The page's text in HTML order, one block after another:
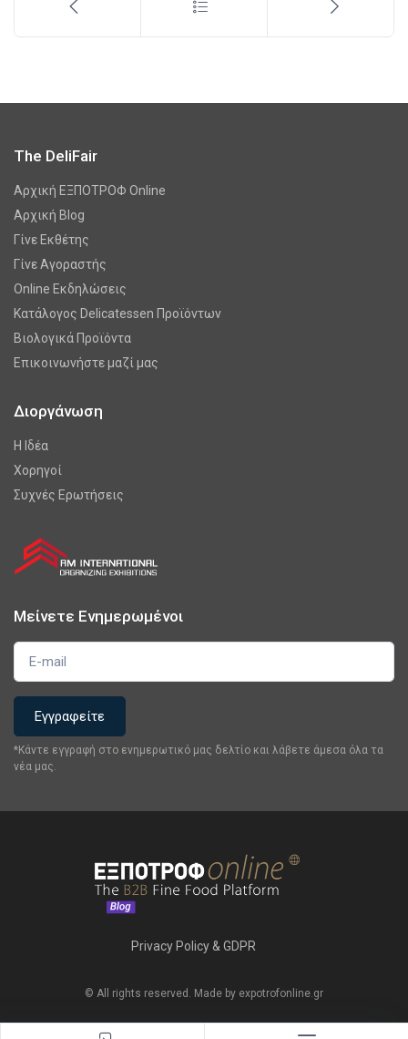
The DeliFair
Αρχική ΕΞΠΟΤΡΟΦ Online
Αρχική Blog
Γίνε Εκθέτης
Γίνε Αγοραστής
Online Εκδηλώσεις
Κατάλογος Delicatessen Προϊόντων
Βιολογικά Προϊόντα
Επικοινωνήστε μαζί μας
Διοργάνωση
Η Ιδέα
Χορηγοί
Συχνές Ερωτήσεις
Μείνετε Ενημερωμένοι
*Κάντε εγγραφή στο ενημερωτικό μας δελτίο και λάβετε άμεσα όλα τα
νέα μας.
Privacy Policy & GDPR
© All rights reserved. Made by expotrofonline.gr